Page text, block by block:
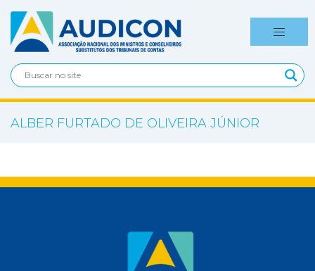
ALBER FURTADO DE OLIVEIRA JÚNIOR